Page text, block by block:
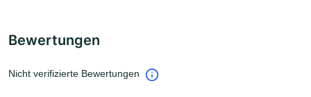
Bewertungen
Nicht verifizierte Bewertungen